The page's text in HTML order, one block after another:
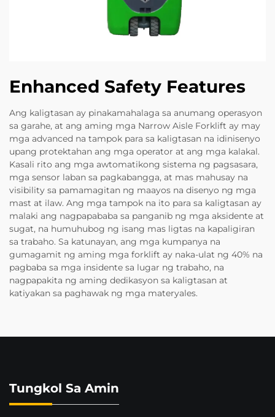
Enhanced Safety Features
Ang kaligtasan ay pinakamahalaga sa anumang operasyon
sa garahe, at ang aming mga Narrow Aisle Forklift ay may
mga advanced na tampok para sa kaligtasan na idinisenyo
upang protektahan ang mga operator at ang mga kalakal.
Kasali rito ang mga awtomatikong sistema ng pagsasara,
mga sensor laban sa pagkabangga, at mas mahusay na
visibility sa pamamagitan ng maayos na disenyo ng mga
mast at ilaw. Ang mga tampok na ito para sa kaligtasan ay
malaki ang nagpapababa sa panganib ng mga aksidente at
sugat, na humuhubog ng isang mas ligtas na kapaligiran
sa trabaho. Sa katunayan, ang mga kumpanya na
gumagamit ng aming mga forklift ay naka-ulat ng 40% na
pagbaba sa mga insidente sa lugar ng trabaho, na
nagpapakita ng aming dedikasyon sa kaligtasan at
katiyakan sa paghawak ng mga materyales.
Tungkol Sa Amin